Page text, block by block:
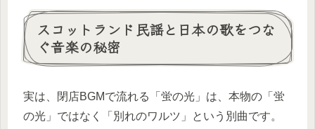
スコットランド民謡と日本の歌をつな
ぐ音楽の秘密
実は、閉店BGMで流れる「蛍の光」は、本物の「蛍
の光」ではなく「別れのワルツ」という別曲です。